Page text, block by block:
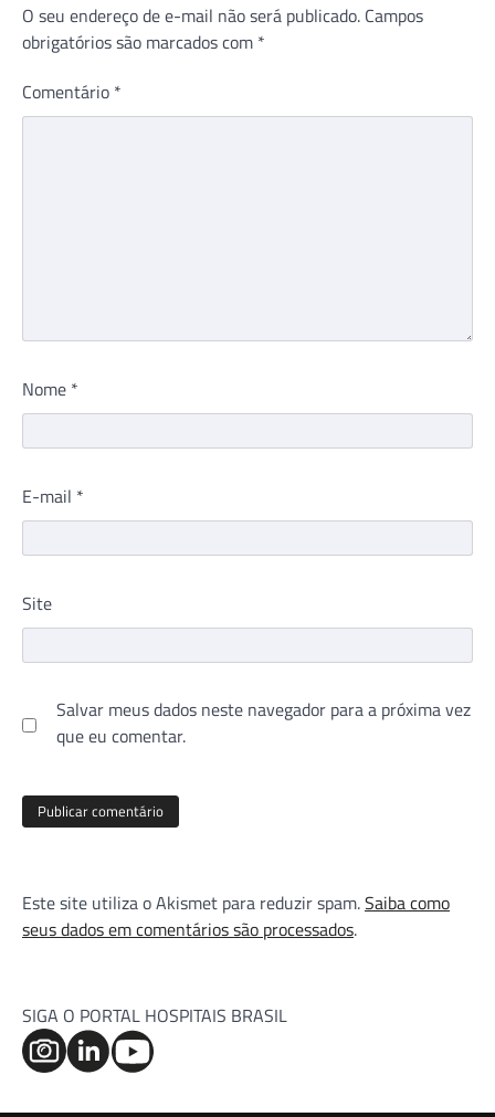
O seu endereço de e-mail não será publicado. Campos
obrigatórios são marcados com *
Comentário *
Nome *
E-mail *
Site
Salvar meus dados neste navegador para a próxima vez
que eu comentar.
Este site utiliza o Akismet para reduzir spam.Saiba como
seus dados em comentários são processados.
SIGA O PORTAL HOSPITAIS BRASIL